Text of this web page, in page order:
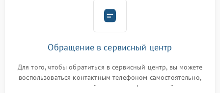
Обращение в сервисный центр
Для того, чтобы обратиться в сервисный центр, вы можете
воспользоваться контактным телефоном самостоятельно,
или оставить свой номер телефона на сайте